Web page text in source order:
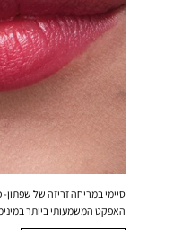
סיימי במריחה זריזה של שפתון-
האפקט המשמעותי ביותר